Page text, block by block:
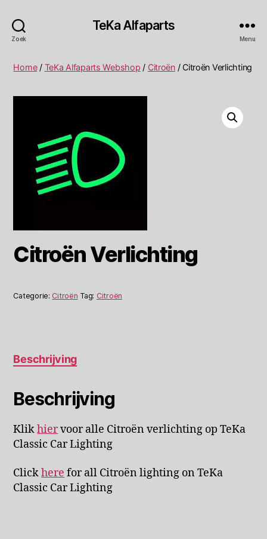
Zoek
TeKa Alfaparts
Menu
Home/ TeKa Alfaparts Webshop / Citroën/ Citroën Verlichting
Citroën Verlichting
Categorie: Citroën Tag: Citroën
Beschrijving
Beschrijving
Klikhiervoor alle Citroën verlichting op TeKa
Classic Car Lighting
Clickhere for all Citroën lighting on TeKa
Classic Car Lighting